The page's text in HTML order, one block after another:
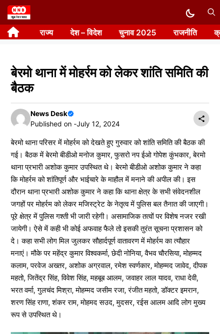
Skip
to
content राज्य देश – विदेश चुनाव 2025 राजनीति
बेरमो थाना में मोहर्रम को लेकर शांति समिति की
बैठक
News Desk
Published on -July 12, 2024
बेरमो थाना परिसर में मोहर्रम को देखते हुए गुरुवार को शांति समिति की बैठक की
गई। बैठक में बेरमो बीडीओ मनोज कुमार, फुसरो नप ईओ गोपेश कुंभकार, बेरमो
थाना प्रभारी अशोक कुमार उपस्थित थे। बेरमो बीडीओ अशोक कुमार ने कहा
कि मोहर्रम को शांतिपूर्ण और भाईचारे के माहौल में मनाने की अपील की। इस
दौरान थाना प्रभारी अशोक कुमार ने कहा कि थाना क्षेत्र के सभी संवेदनशील
जगहों पर मोहर्रम को लेकर मजिस्ट्रेट के नेतृत्व में पुलिस बल तैनात की जाएगी।
पूरे क्षेत्र में पुलिस गश्ती भी जारी रहेगी। असामाजिक तत्वों पर विशेष नजर रखी
जायेगी। ऐसे में कही भी कोई अफवाह फैले तो इसकी तुरंत सूचना प्रशासन को
दे। कहा सभी लोग मिल जुलकर सौहार्दपूर्ण वातावरण में मोहर्रम का त्यौहार
मनाएं। मौके पर महेंद्र कुमार विश्वकर्मा, छेदी नोनिया, वैभव चौरसिया, मोहम्मद
कलाम, परवेज अख्तर, अशोक अग्रवाल, रमेश स्वर्णकार, मोहम्मद जावेद, दीपक
महतो, जितेंद्र सिंह, विवेश सिंह, महबूब आलम, जवाहर लाल यादव, राधा देवी,
भरत वर्मा, गुलचंद मिश्रा, मोहम्मद जसीम रजा, रंजीत महतो, डॉक्टर इमरान,
शरण सिंह राणा, शंकर राम, मोहमद सउद, मुदसर, रईस आलम आदि लोग मुख्य
रूप से उपस्थित थे।